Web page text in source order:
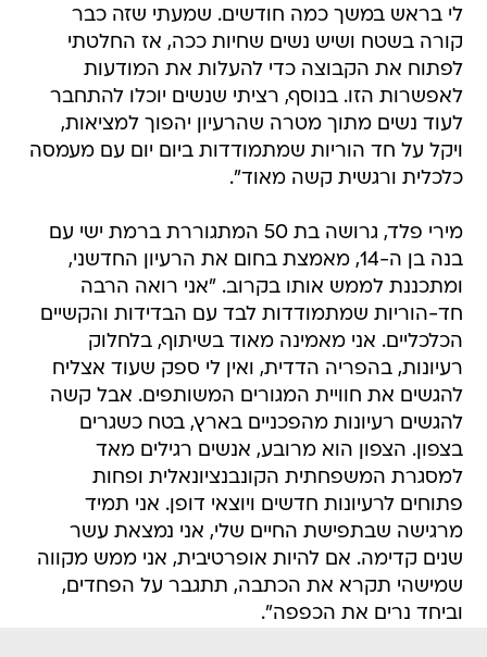
לי בראש במשך כמה חודשים. שמעתי שזה כבר
קורה בשטח ושיש נשים שחיות ככה, אז החלטתי
לפתוח את הקבוצה כדי להעלות את המודעות
לאפשרות הזו. בנוסף, רציתי שנשים יוכלו להתחבר
לעוד נשים מתוך מטרה שהרעיון יהפוך למציאות,
ויקל על חד הוריות שמתמודדות ביום יום עם מעמסה
כלכלית ורגשית קשה מאוד".
מירי פלד, גרושה בת 50 המתגוררת ברמת ישי עם
בנה בן ה-14, מאמצת בחום את הרעיון החדשני,
ומתכננת לממש אותו בקרוב. "אני רואה הרבה
חד-הוריות שמתמודדות לבד עם הבדידות והקשיים
הכלכליים. אני מאמינה מאוד בשיתוף, בלחלוק
רעיונות, בהפריה הדדית, ואין לי ספק שעוד אצליח
להגשים את חוויית המגורים המשותפים. אבל קשה
להגשים רעיונות מהפכניים בארץ, בטח כשגרים
בצפון. הצפון הוא מרובע, אנשים רגילים מאד
למסגרת המשפחתית הקונבנציונאלית ופחות
פתוחים לרעיונות חדשים ויוצאי דופן. אני תמיד
מרגישה שבתפישת החיים שלי, אני נמצאת עשר
שנים קדימה. אם להיות אופרטיבית, אני ממש מקווה
שמישהי תקרא את הכתבה, תתגבר על הפחדים,
וביחד נרים את הכפפה".